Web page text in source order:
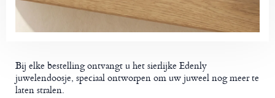
Bij elke bestelling ontvangt u het sierlijke Edenly
juwelendoosje, speciaal ontworpen om uw juweel nog meer te
laten stralen.